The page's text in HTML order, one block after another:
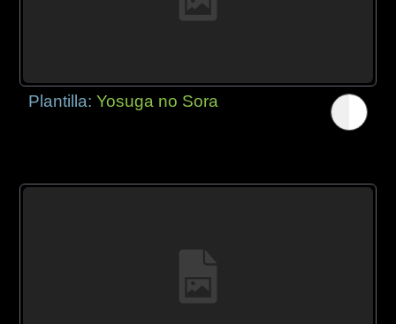
Plantilla:Yosuga no Sora